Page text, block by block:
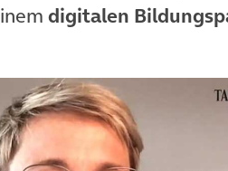
digitalen